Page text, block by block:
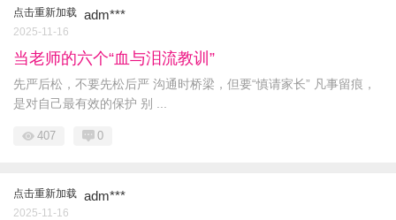
点击重新加载 adm***
2025-11-16
当老师的六个“血与泪流教训”
先严后松，不要先松后严 沟通时桥梁，但要“慎请家长” 凡事留痕，
是对自己最有效的保护 别 ...
407 0
点击重新加载 adm***
2025-11-16